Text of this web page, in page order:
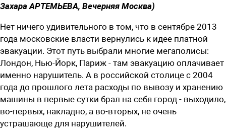
Захара АРТЕМЬЕВА, Вечерняя Москва)
Нет ничего удивительного в том, что в сентябре 2013
года московские власти вернулись к идее платной
эвакуации. Этот путь выбрали многие мегаполисы:
Лондон, Нью-Йорк, Париж - там эвакуацию оплачивает
именно нарушитель. А в российской столице с 2004
года до прошлого лета расходы по вывозу и хранению
машины в первые сутки брал на себя город - выходило,
во-первых, накладно, а во-вторых, не очень
устрашающе для нарушителей.